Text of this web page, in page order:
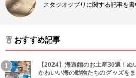
スタジオジブリに関する記事を書
おすすめ記事
【2024】海遊館のお土産30選！ぬ
かわいい海の動物たちのグッズを